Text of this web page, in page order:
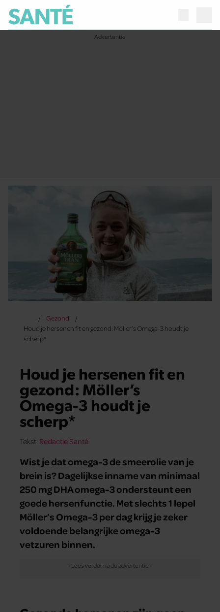
Gezond
Houd je hersenen fit en gezond: Möller’s Omega-3 houdt je
scherp*
Houd je hersenen fit en
gezond: Möller’s
Omega-3 houdt je
scherp*
Tekst: Redactie Santé
Wist je dat omega-3 de smeerolie van je
brein is? Dagelijkse inname van minimaal
250 mg DHA omega-3 ondersteunt een
goede hersenfunctie. Met slechts 1 lepel
Möller’s Omega-3 per dag krijg je zeker
voldoende belangrijke omega-3
vetzuren binnen.